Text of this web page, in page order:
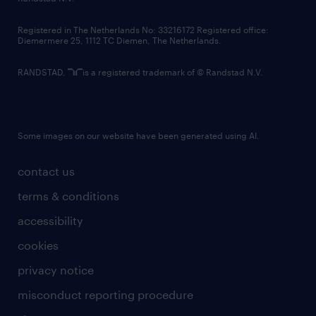
contact us
terms & conditions
accessibility
cookies
privacy notice
misconduct reporting procedure
Registered in The Netherlands No: 33216172 Registered office:
Diemermere 25, 1112 TC Diemen, The Netherlands.
RANDSTAD, is a registered trademark of © Randstad N.V.
Some images on our website have been generated using AI.